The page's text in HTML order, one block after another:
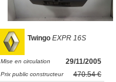
Twingo EXPR 16S
Mise en circulation 29/11/2005
Prix public constructeur 470.54 €